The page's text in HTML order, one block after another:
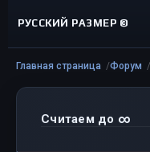
РУССКИЙ РАЗМЕР ©
Главная страница Форум
Считаем до ∞